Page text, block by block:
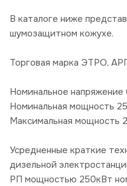
В каталоге ниже
шумозащитном кожухе.
Торговая марка ЭТРО,
Номинальное напряжение
Номинальная мощность
Максимальная мощность
Усредненные краткие
дизельной
РП мощностью 250кВт